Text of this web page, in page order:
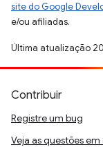
site do Google
e/ou afiliadas.
Última atualização
Contribuir
Registre um bug
Veja as questões